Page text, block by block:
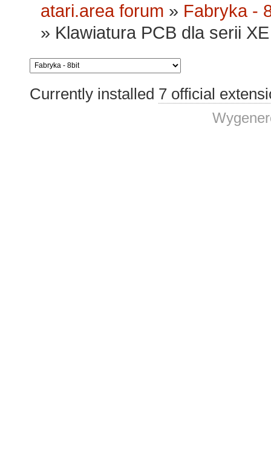
atari.area forum » Fabryka -
» Klawiatura PCB dla serii
Currently installed 7 official